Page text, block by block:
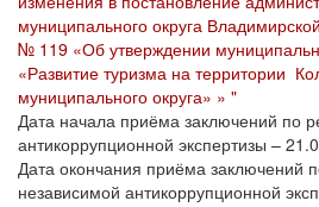
муниципального округа
№ 119 «Об утверждении
«Развитие туризма на территории
муниципального округа» » "
Дата начала приёма заключений по
антикоррупционной экспертизы –
Дата окончания приёма заключений
независимой антикоррупционной